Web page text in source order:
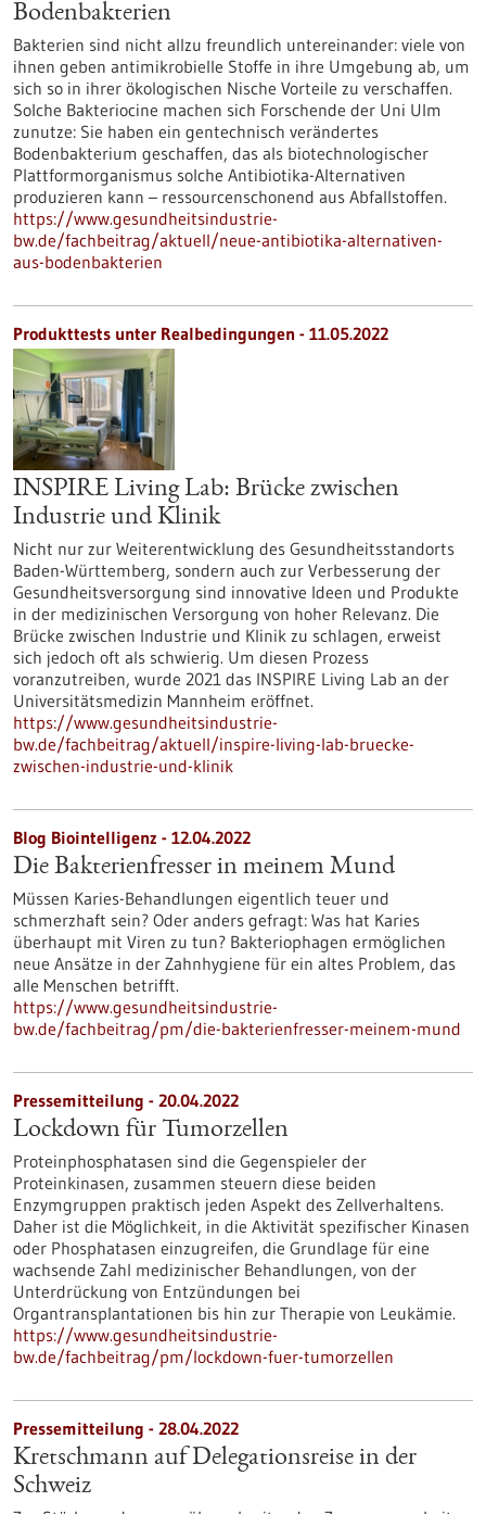
Bodenbakterien
Bakterien sind nicht allzu freundlich untereinander: viele von
ihnen geben antimikrobielle Stoffe in ihre Umgebung ab, um
sich so in ihrer ökologischen Nische Vorteile zu verschaffen.
Solche Bakteriocine machen sich Forschende der Uni Ulm
zunutze: Sie haben ein gentechnisch verändertes
Bodenbakterium geschaffen, das als biotechnologischer
Plattformorganismus solche Antibiotika-Alternativen
produzieren kann – ressourcenschonend aus Abfallstoffen.
https://www.gesundheitsindustrie-
bw.de/fachbeitrag/aktuell/neue-antibiotika-alternativen-
aus-bodenbakterien
Produkttests unter Realbedingungen - 11.05.2022
INSPIRE Living Lab: Brücke zwischen
Industrie und Klinik
Nicht nur zur Weiterentwicklung des Gesundheitsstandorts
Baden-Württemberg, sondern auch zur Verbesserung der
Gesundheitsversorgung sind innovative Ideen und Produkte
in der medizinischen Versorgung von hoher Relevanz. Die
Brücke zwischen Industrie und Klinik zu schlagen, erweist
sich jedoch oft als schwierig. Um diesen Prozess
voranzutreiben, wurde 2021 das INSPIRE Living Lab an der
Universitätsmedizin Mannheim eröffnet.
https://www.gesundheitsindustrie-
bw.de/fachbeitrag/aktuell/inspire-living-lab-bruecke-
zwischen-industrie-und-klinik
Blog Biointelligenz - 12.04.2022
Die Bakterienfresser in meinem Mund
Müssen Karies-Behandlungen eigentlich teuer und
schmerzhaft sein? Oder anders gefragt: Was hat Karies
überhaupt mit Viren zu tun? Bakteriophagen ermöglichen
neue Ansätze in der Zahnhygiene für ein altes Problem, das
alle Menschen betrifft.
https://www.gesundheitsindustrie-
bw.de/fachbeitrag/pm/die-bakterienfresser-meinem-mund
Pressemitteilung - 20.04.2022
Lockdown für Tumorzellen
Proteinphosphatasen sind die Gegenspieler der
Proteinkinasen, zusammen steuern diese beiden
Enzymgruppen praktisch jeden Aspekt des Zellverhaltens.
Daher ist die Möglichkeit, in die Aktivität spezifischer Kinasen
oder Phosphatasen einzugreifen, die Grundlage für eine
wachsende Zahl medizinischer Behandlungen, von der
Unterdrückung von Entzündungen bei
Organtransplantationen bis hin zur Therapie von Leukämie.
https://www.gesundheitsindustrie-
bw.de/fachbeitrag/pm/lockdown-fuer-tumorzellen
Pressemitteilung - 28.04.2022
Kretschmann auf Delegationsreise in der
Schweiz